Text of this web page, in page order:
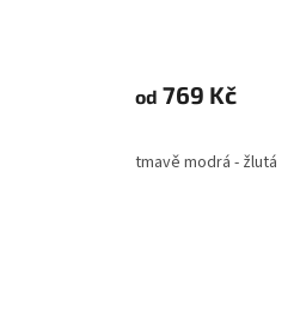
od 769 Kč
tmavě modrá - žlutá